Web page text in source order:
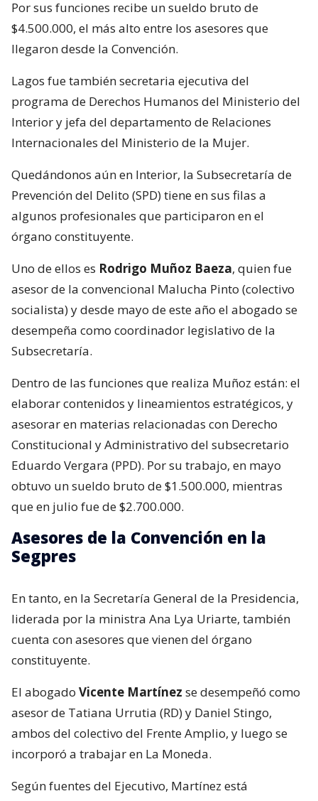
Por sus funciones recibe un sueldo bruto de
$4.500.000, el más alto entre los asesores que
llegaron desde la Convención.
Lagos fue también secretaria ejecutiva del
programa de Derechos Humanos del Ministerio del
Interior y jefa del departamento de Relaciones
Internacionales del Ministerio de la Mujer.
Quedándonos aún en Interior, la Subsecretaría de
Prevención del Delito (SPD) tiene en sus filas a
algunos profesionales que participaron en el
órgano constituyente.
Uno de ellos es Rodrigo Muñoz Baeza, quien fue
asesor de la convencional Malucha Pinto (colectivo
socialista) y desde mayo de este año el abogado se
desempeña como coordinador legislativo de la
Subsecretaría.
Dentro de las funciones que realiza Muñoz están: el
elaborar contenidos y lineamientos estratégicos, y
asesorar en materias relacionadas con Derecho
Constitucional y Administrativo del subsecretario
Eduardo Vergara (PPD). Por su trabajo, en mayo
obtuvo un sueldo bruto de $1.500.000, mientras
que en julio fue de $2.700.000.
Asesores de la Convención en la
Segpres
En tanto, en la Secretaría General de la Presidencia,
liderada por la ministra Ana Lya Uriarte, también
cuenta con asesores que vienen del órgano
constituyente.
El abogado Vicente Martínez se desempeñó como
asesor de Tatiana Urrutia (RD) y Daniel Stingo,
ambos del colectivo del Frente Amplio, y luego se
incorporó a trabajar en La Moneda.
Según fuentes del Ejecutivo, Martínez está